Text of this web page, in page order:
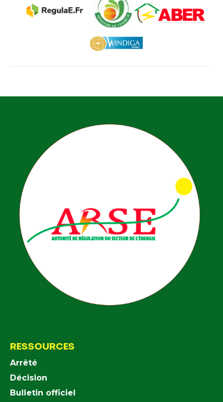
RESSOURCES
Arrêté
Décision
Bulletin officiel